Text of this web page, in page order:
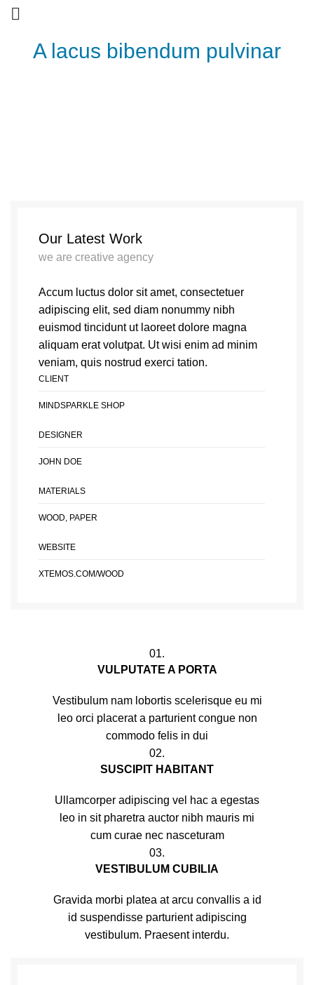
A lacus bibendum pulvinar
Our Latest Work
we are creative agency
Accum luctus dolor sit amet, consectetuer
adipiscing elit, sed diam nonummy nibh
euismod tincidunt ut laoreet dolore magna
aliquam erat volutpat. Ut wisi enim ad minim
veniam, quis nostrud exerci tation.
CLIENT
MINDSPARKLE SHOP
DESIGNER
JOHN DOE
MATERIALS
WOOD, PAPER
WEBSITE
XTEMOS.COM/WOOD
01.
VULPUTATE A PORTA
Vestibulum nam lobortis scelerisque eu mi
leo orci placerat a parturient congue non
commodo felis in dui
02.
SUSCIPIT HABITANT
Ullamcorper adipiscing vel hac a egestas
leo in sit pharetra auctor nibh mauris mi
cum curae nec nasceturam
03.
VESTIBULUM CUBILIA
Gravida morbi platea at arcu convallis a id
id suspendisse parturient adipiscing
vestibulum. Praesent interdu.